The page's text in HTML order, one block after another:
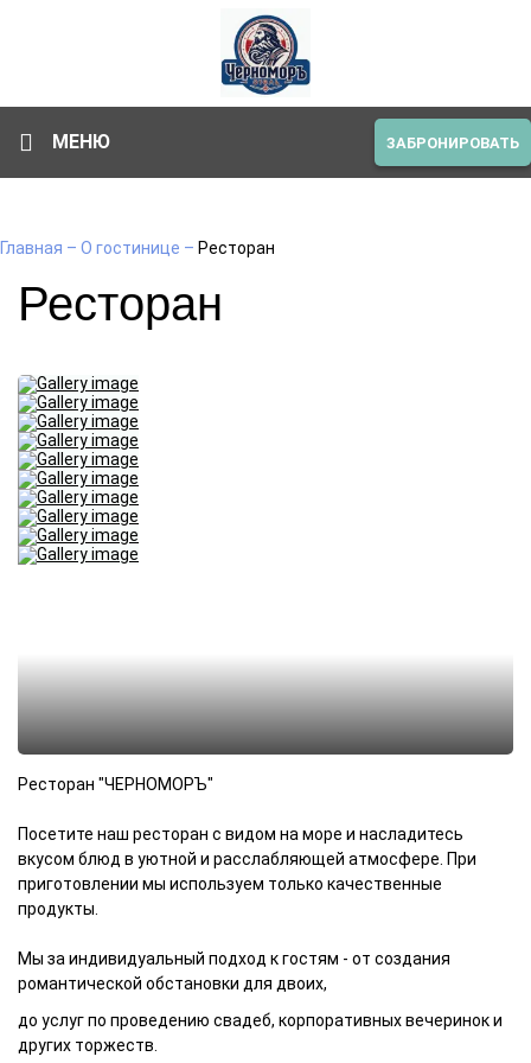
МЕНЮ ЗАБРОНИРОВАТЬ
Главная – О гостинице – Ресторан
Ресторан
Ресторан "ЧЕРНОМОРЪ"
Посетите наш ресторан с видом на море и насладитесь
вкусом блюд в уютной и расслабляющей атмосфере. При
приготовлении мы используем только качественные
продукты.
Мы за индивидуальный подход к гостям - от создания
романтической обстановки для двоих,
до услуг по проведению свадеб, корпоративных вечеринок и
других торжеств.